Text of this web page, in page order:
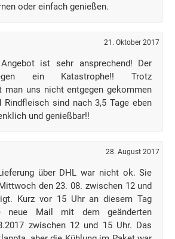
oder einfach genießen.
21. Oktober 2017
ist sehr ansprechend! Der
ein Katastrophe!! Trotz
man uns nicht entgegen gekommen
Rindfleisch sind nach 3,5 Tage eben
und genießbar!!
28. August 2017
über DHL war nicht ok. Sie
den 23. 08. zwischen 12 und
Kurz vor 15 Uhr an diesem Tag
neue Mail mit dem geänderten
zwischen 12 und 15 Uhr. Das